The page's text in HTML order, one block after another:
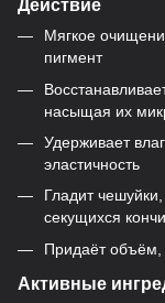
Действие
Мягкое
пигмент
насыщая их
Удерживает
эластичность
Гладит
секущихся
Придаёт объём,
Активные